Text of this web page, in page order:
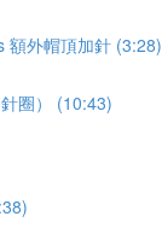
額外帽頂加針 (3:28)
圈） (10:43)